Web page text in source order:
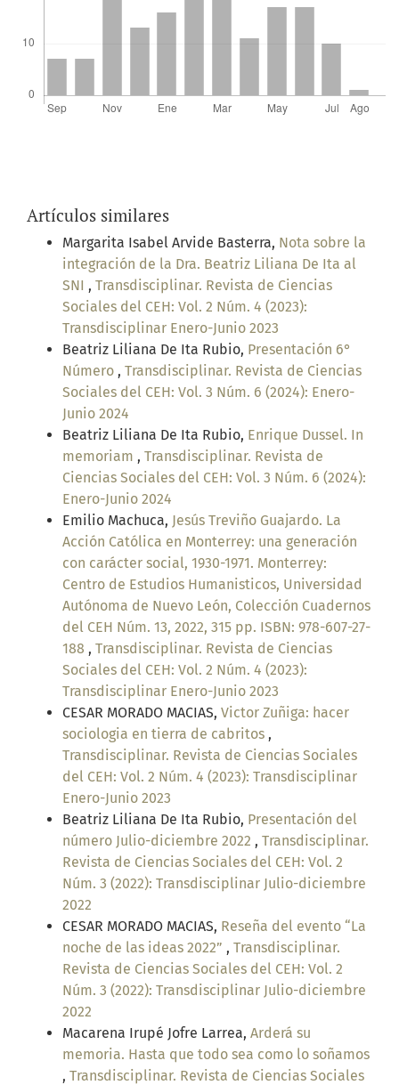
Artículos similares
Margarita Isabel Arvide Basterra, Nota sobre la
integración de la Dra. Beatriz Liliana De Ita al
SNI , Transdisciplinar. Revista de Ciencias
Sociales del CEH: Vol. 2 Núm. 4 (2023):
Transdisciplinar Enero-Junio 2023
Beatriz Liliana De Ita Rubio, Presentación 6°
Número , Transdisciplinar. Revista de Ciencias
Sociales del CEH: Vol. 3 Núm. 6 (2024): Enero-
Junio 2024
Beatriz Liliana De Ita Rubio, Enrique Dussel. In
memoriam , Transdisciplinar. Revista de
Ciencias Sociales del CEH: Vol. 3 Núm. 6 (2024):
Enero-Junio 2024
Emilio Machuca, Jesús Treviño Guajardo. La
Acción Católica en Monterrey: una generación
con carácter social, 1930-1971. Monterrey:
Centro de Estudios Humanisticos, Universidad
Autónoma de Nuevo León, Colección Cuadernos
del CEH Núm. 13, 2022, 315 pp. ISBN: 978-607-27-
188 , Transdisciplinar. Revista de Ciencias
Sociales del CEH: Vol. 2 Núm. 4 (2023):
Transdisciplinar Enero-Junio 2023
CESAR MORADO MACIAS, Victor Zuñiga: hacer
sociologia en tierra de cabritos ,
Transdisciplinar. Revista de Ciencias Sociales
del CEH: Vol. 2 Núm. 4 (2023): Transdisciplinar
Enero-Junio 2023
Beatriz Liliana De Ita Rubio, Presentación del
número Julio-diciembre 2022 , Transdisciplinar.
Revista de Ciencias Sociales del CEH: Vol. 2
Núm. 3 (2022): Transdisciplinar Julio-diciembre
2022
CESAR MORADO MACIAS, Reseña del evento “La
noche de las ideas 2022” , Transdisciplinar.
Revista de Ciencias Sociales del CEH: Vol. 2
Núm. 3 (2022): Transdisciplinar Julio-diciembre
2022
Macarena Irupé Jofre Larrea, Arderá su
memoria. Hasta que todo sea como lo soñamos
, Transdisciplinar. Revista de Ciencias Sociales